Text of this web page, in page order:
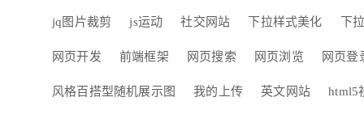
jq图片裁剪 js运动 社交网站 下拉样式美化 下
网页开发 前端框架 网页搜索 网页浏览 网页登
风格百搭型随机展示图 我的上传 英文网站 html5